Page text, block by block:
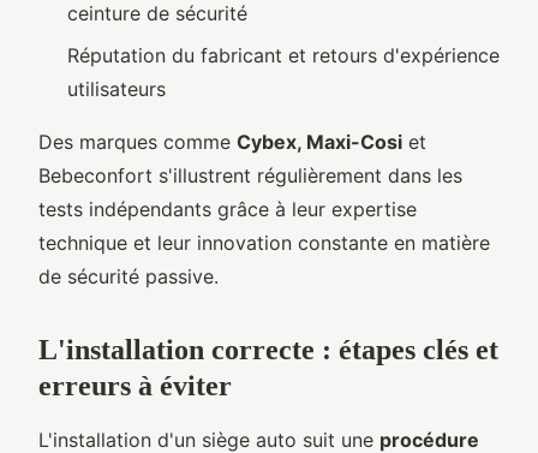
ceinture de sécurité
Réputation du fabricant et retours d'expérience
utilisateurs
Des marques comme Cybex, Maxi-Cosi et
Bebeconfort s'illustrent régulièrement dans les
tests indépendants grâce à leur expertise
technique et leur innovation constante en matière
de sécurité passive.
L'installation correcte : étapes clés et
erreurs à éviter
L'installation d'un siège auto suit une procédure